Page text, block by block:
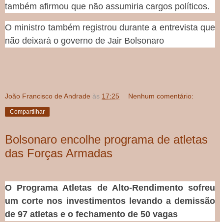
também afirmou que não assumiria cargos políticos.
O ministro também registrou durante a entrevista que
não deixará o governo de Jair Bolsonaro
João Francisco de Andrade às 17:25 Nenhum comentário:
Compartilhar
Bolsonaro encolhe programa de atletas
das Forças Armadas
O Programa Atletas de Alto-Rendimento sofreu
um corte nos investimentos levando a demissão
de 97 atletas e o fechamento de 50 vagas